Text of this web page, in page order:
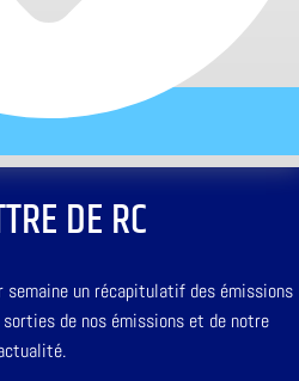
DE RC
un récapitulatif des émissions
de nos émissions et de notre